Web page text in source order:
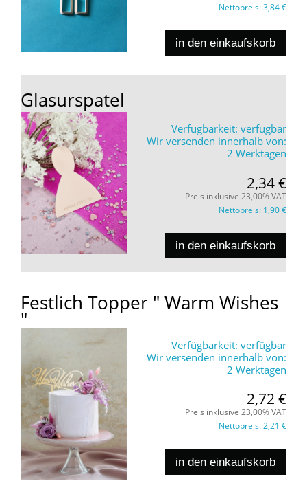
Nettopreis:3,84 €
in den einkaufskorb
Glasurspatel
Verfügbarkeit: verfügbar
Wir versenden innerhalb von:
2 Werktagen
2,34 €
Preis inklusive 23,00% VAT
Nettopreis: 1,90 €
in den einkaufskorb
Festlich Topper " Warm Wishes
"
Verfügbarkeit: verfügbar
Wir versenden innerhalb von:
2 Werktagen
2,72 €
Preis inklusive 23,00% VAT
Nettopreis:2,21 €
in den einkaufskorb